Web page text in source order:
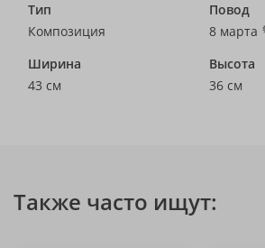
Тип
Композиция
Повод
8 марта
Ширина
43 см
Высота
36 см
Также часто ищут: